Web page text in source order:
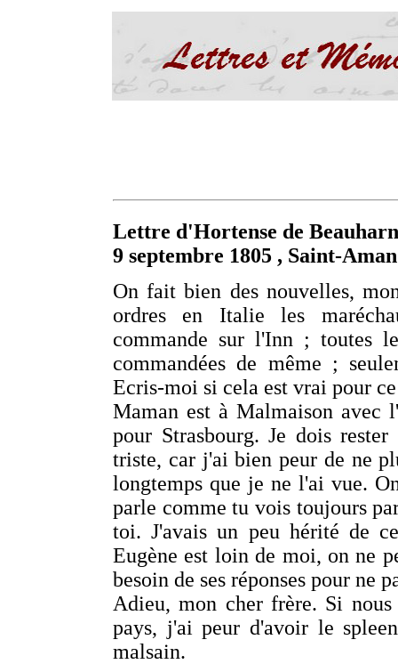
Lettre d'Hortense de
9 septembre 1805 , Saint-
On fait bien des nouvelles,
ordres en Italie les
commande sur l'Inn ; toutes
commandées de même ;
Ecris-moi si cela est vrai pour
Maman est à Malmaison avec
pour Strasbourg. Je dois
triste, car j'ai bien peur de ne
longtemps que je ne l'ai vue.
parle comme tu vois toujours
toi. J'avais un peu hérité de
Eugène est loin de moi, on ne
besoin de ses réponses pour ne
Adieu, mon cher frère. Si
pays, j'ai peur d'avoir le
malsain.